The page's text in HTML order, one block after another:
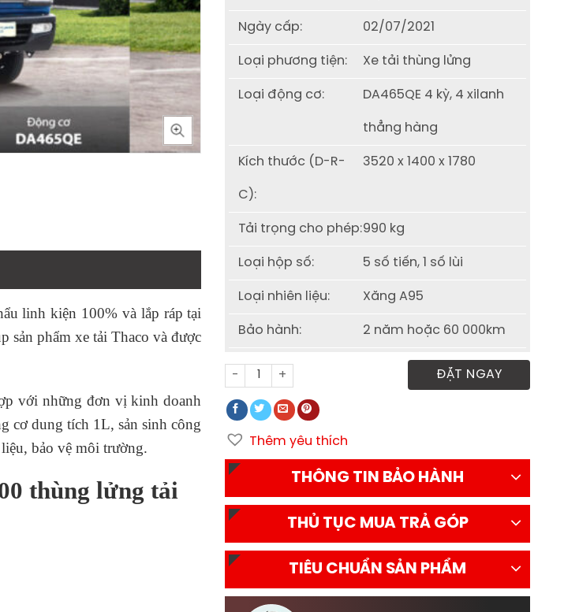
linh kiện 100% và lắp ráp tại
sản phẩm xe tải Thaco và được
với những đơn vị kinh doanh
cơ dung tích 1L, sản sinh công
bảo vệ môi trường.
thùng lửng tải
Ngày cấp: 02/07/2021
Loại phương tiện: Xe tải thùng lửng
Loại động cơ: DA465QE 4 kỳ, 4 xilanh
thẳng hàng
Kích thước (D-R-
C):
3520 x 1400 x 1780
Tải trọng cho phép:990 kg
Loại hộp số: 5 số tiến, 1 số lùi
Loại nhiên liệu: Xăng A95
Bảo hành: 2 năm hoặc 60 000km
Xe tải Thaco Towner 800 thùng lửng tải trọng 990kg số
ĐẶT NGAY
Thêm yêu thích
THÔNG TIN BẢO HÀNH
THỦ TỤC MUA TRẢ GÓP
TIÊU CHUẨN SẢN PHẨM